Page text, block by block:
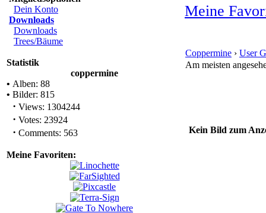
Dein Konto
Downloads
Downloads
Trees/Bäume
Statistik
coppermine
• Alben: 88
• Bilder: 815
· Views: 1304244
· Votes: 23924
· Comments: 563
Meine Favoriten:
Meine
Coppermine › User
Am meisten
Kein Bild zum